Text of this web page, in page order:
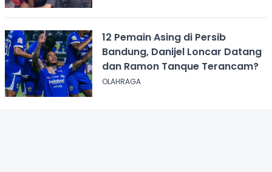
12 Pemain Asing di Persib
Bandung, Danijel Loncar Datang
dan Ramon Tanque Terancam?
OLAHRAGA